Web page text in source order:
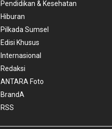
Pendidikan & Kesehatan
Hiburan
Pilkada Sumsel
Edisi Khusus
Internasional
Redaksi
ANTARA Foto
BrandA
RSS